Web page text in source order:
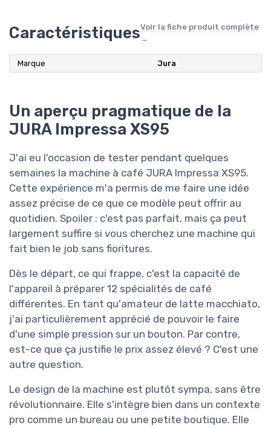
CaractéristiquesVoir la fiche produit complète
→
Marque ‎Jura
Un aperçu pragmatique de la
JURA Impressa XS95
J'ai eu l'occasion de tester pendant quelques
semaines la machine à café JURA Impressa XS95.
Cette expérience m'a permis de me faire une idée
assez précise de ce que ce modèle peut offrir au
quotidien. Spoiler : c'est pas parfait, mais ça peut
largement suffire si vous cherchez une machine qui
fait bien le job sans fioritures.
Dès le départ, ce qui frappe, c'est la capacité de
l'appareil à préparer 12 spécialités de café
différentes. En tant qu'amateur de latte macchiato,
j'ai particulièrement apprécié de pouvoir le faire
d'une simple pression sur un bouton. Par contre,
est-ce que ça justifie le prix assez élevé ? C'est une
autre question.
Le design de la machine est plutôt sympa, sans être
révolutionnaire. Elle s'intègre bien dans un contexte
pro comme un bureau ou une petite boutique. Elle